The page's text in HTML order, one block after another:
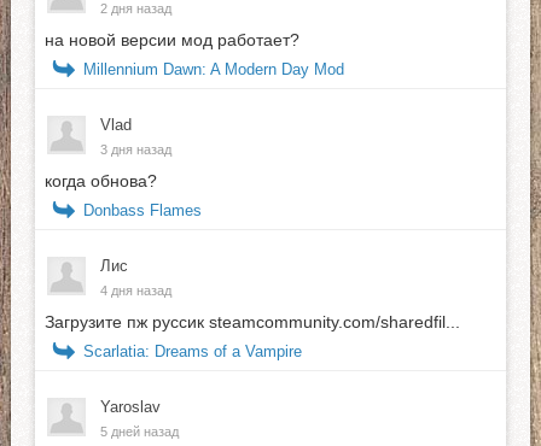
2 дня назад
на новой версии мод работает?
Millennium Dawn: A Modern Day Mod
Vlad
3 дня назад
когда обнова?
Donbass Flames
Лис
4 дня назад
Загрузите пж руссик steamcommunity.com/sharedfil...
Scarlatia: Dreams of a Vampire
Yaroslav
5 дней назад